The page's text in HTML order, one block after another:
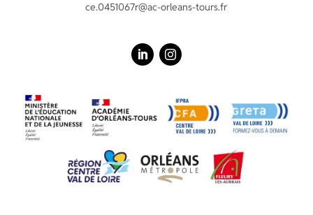
ce.0451067r@ac-orleans-tours.fr